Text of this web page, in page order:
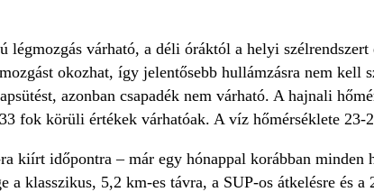
légmozgás várható, a déli óráktól a helyi
okozhat, így jelentősebb hullámzásra nem kell
azonban csapadék nem várható. A hajnali
fok körüli értékek várhatóak. A víz hőmérséklete 23-
kiírt időpontra – már egy hónappal korábban minden
a klasszikus, 5,2 km-es távra, a SUP-os átkelésre és